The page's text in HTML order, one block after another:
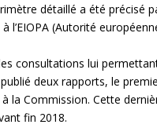
détaillé a été précisé
à l’EIOPA (Autorité
consultations lui
publié deux rapports, le
la Commission. Cette
fin 2018.